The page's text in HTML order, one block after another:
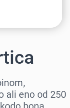
ali eno od 250